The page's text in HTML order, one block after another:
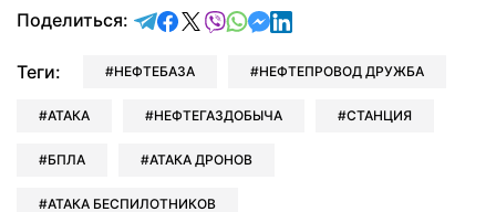
Поделиться: отправить в Telegram
поделиться в Facebook
поделиться в X
отправить в Viber
отправить в Whatsapp
отправить в Messenger
отправить в LinkedIn
Теги: НЕФТЕБАЗА НЕФТЕПРОВОД ДРУЖБА
АТАКА НЕФТЕГАЗДОБЫЧА СТАНЦИЯ
БПЛА АТАКА ДРОНОВ
АТАКА БЕСПИЛОТНИКОВ